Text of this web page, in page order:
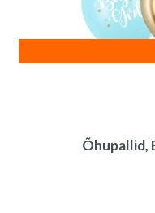
Õhupallid,